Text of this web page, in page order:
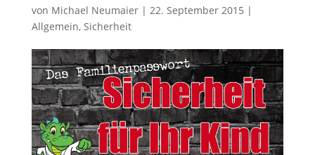
von Michael Neumaier| 22. September 2015 |
Allgemein, Sicherheit